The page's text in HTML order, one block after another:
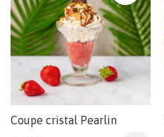
Coupe cristal Pearlin